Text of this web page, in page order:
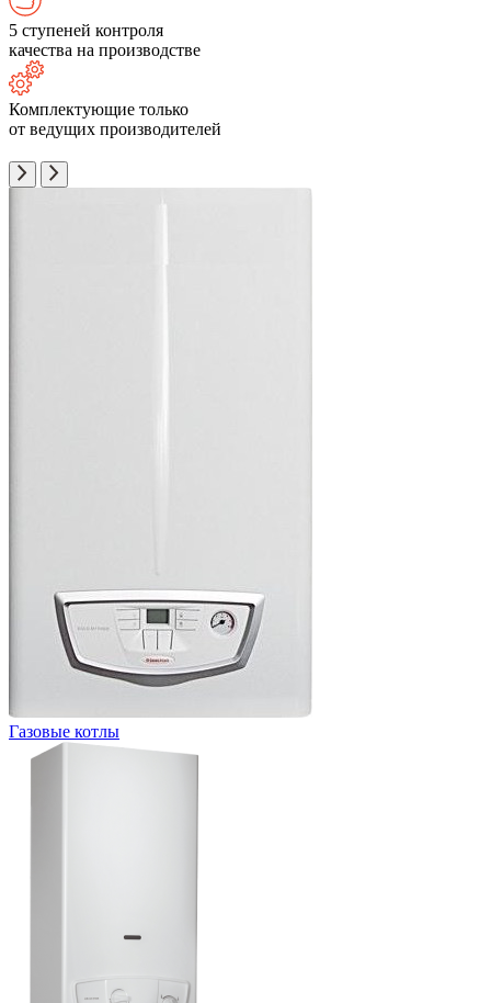
5 ступеней контроля
качества на производстве
Комплектующие только
от ведущих производителей
Газовые котлы